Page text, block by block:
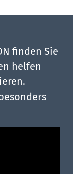
finden Sie
helfen